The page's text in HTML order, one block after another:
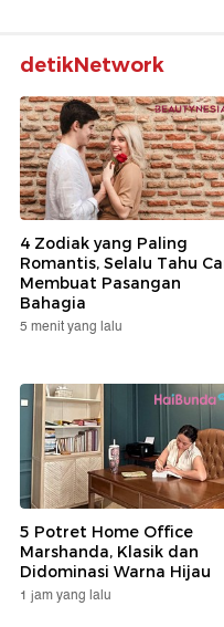
detikNetwork
4 Zodiak yang Paling
Romantis, Selalu Tahu
Membuat Pasangan
Bahagia
5 menit yang lalu
5 Potret Home Office
Marshanda, Klasik dan
Didominasi Warna Hijau
1 jam yang lalu